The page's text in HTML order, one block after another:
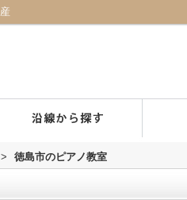
> 徳島市のピアノ教室